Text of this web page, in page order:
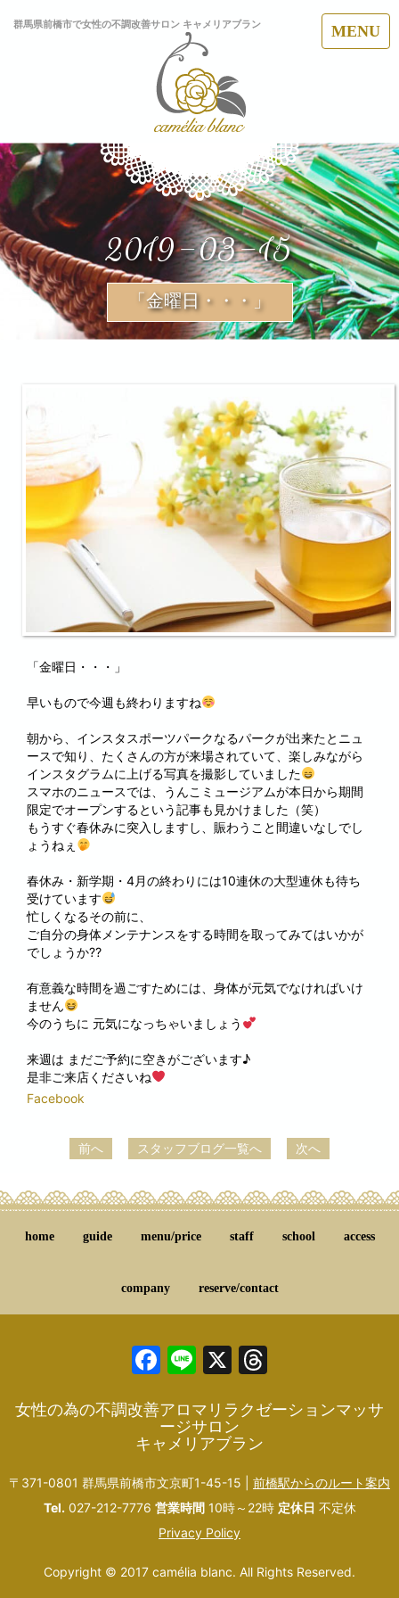
群馬県前橋市で女性の不調改善サロン キャメリアブラン MENU
2019-03-15
「金曜日・・・」
「金曜日・・・」
早いもので今週も終わりますね
朝から、インスタスポーツパークなるパークが出来たとニュ
ースで知り、たくさんの方が来場されていて、楽しみながら
インスタグラムに上げる写真を撮影していました
スマホのニュースでは、うんこミュージアムが本日から期間
限定でオープンするという記事も見かけました（笑）
もうすぐ春休みに突入しますし、賑わうこと間違いなしでし
ょうねぇ
春休み・新学期・4月の終わりには10連休の大型連休も待ち
受けています
忙しくなるその前に、
ご自分の身体メンテナンスをする時間を取ってみてはいかが
でしょうか⁇
有意義な時間を過ごすためには、身体が元気でなければいけ
ません
今のうちに 元気になっちゃいましょう
来週は まだご予約に空きがございます♪
是非ご来店くださいね
Facebook
前へ スタッフブログ一覧へ 次へ
home guide menu/price staff school access
company reserve/contact
Facebook
Line
X
女性の為の不調改善アロマリラクゼーションマッサ
ージサロン
キャメリアブラン
〒371-0801 群馬県前橋市文京町1-45-15 | 前橋駅からのルート案内
Tel. 027-212-7776 営業時間10時～22時 定休日 不定休
Privacy Policy
Copyright © 2017 camélia blanc. All Rights Reserved.